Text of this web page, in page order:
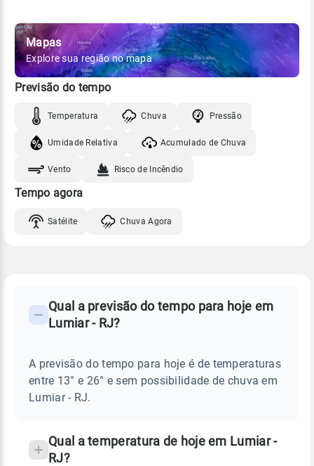
Mapas
Explore sua região no mapa
Previsão do tempo
Temperatura Chuva Pressão
Umidade Relativa Acumulado de Chuva
Vento Risco de Incêndio
Tempo agora
Satélite Chuva Agora
PREVISÃO
TEMPO
Perguntas
sobre
chuva
Qual a previsão do tempo para hoje em
Lumiar - RJ?
A previsão do tempo para hoje é de temperaturas
entre 13° e 26° e sem possibilidade de chuva em
Lumiar - RJ.
Qual a temperatura de hoje em Lumiar -
RJ?